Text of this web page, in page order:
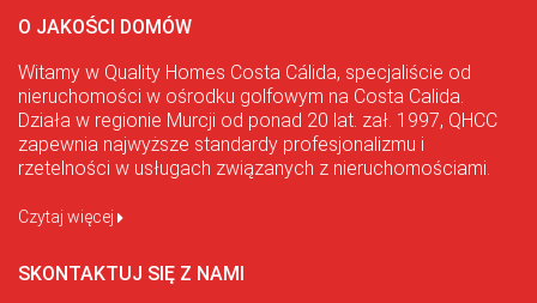
O JAKOŚCI DOMÓW
Witamy w Quality Homes Costa Cálida, specjaliście od
nieruchomości w ośrodku golfowym na Costa Calida.
Działa w regionie Murcji od ponad 20 lat. zał. 1997, QHCC
zapewnia najwyższe standardy profesjonalizmu i
rzetelności w usługach związanych z nieruchomościami.
Czytaj więcej
SKONTAKTUJ SIĘ Z NAMI